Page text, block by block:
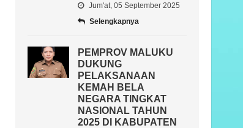
Jum'at, 05 September 2025
Selengkapnya
PEMPROV MALUKU
DUKUNG
PELAKSANAAN
KEMAH BELA
NEGARA TINGKAT
NASIONAL TAHUN
2025 DI KABUPATEN